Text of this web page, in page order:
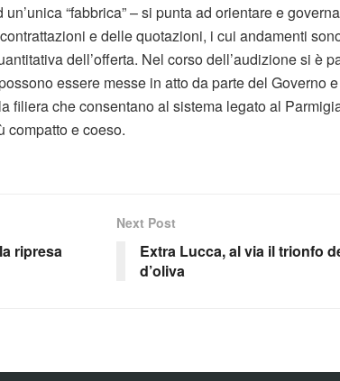
“fabbrica” – si punta ad orientare e
e delle quotazioni, i cui andamenti
dell’offerta. Nel corso dell’audizione si è
essere messe in atto da parte del Governo
filiera che consentano al sistema legato al
compatto e coeso.
ripresa
Next Post
Extra Lucca, al via il trionfo
d’oliva